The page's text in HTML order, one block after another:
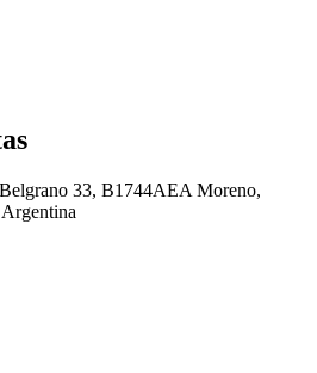
33, B1744AEA Moreno,